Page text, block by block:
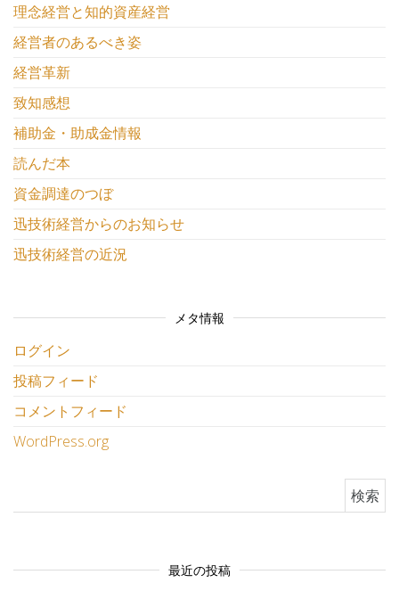
理念経営と知的資産経営
経営者のあるべき姿
経営革新
致知感想
補助金・助成金情報
読んだ本
資金調達のつぼ
迅技術経営からのお知らせ
迅技術経営の近況
メタ情報
ログイン
投稿フィード
コメントフィード
WordPress.org
最近の投稿